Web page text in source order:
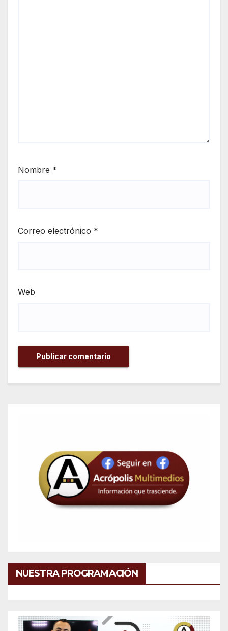
Nombre *
Correo electrónico *
Web
NUESTRA PROGRAMACIÓN